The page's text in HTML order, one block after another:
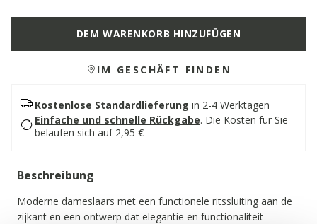
DEM WARENKORB HINZUFÜGEN
IM GESCHÄFT FINDEN
Kostenlose Standardlieferung in 2-4 Werktagen
Einfache und schnelle Rückgabe. Die Kosten für Sie
belaufen sich auf 2,95 €
Beschreibung
Moderne dameslaars met een functionele ritssluiting aan de
zijkant en een ontwerp dat elegantie en functionaliteit